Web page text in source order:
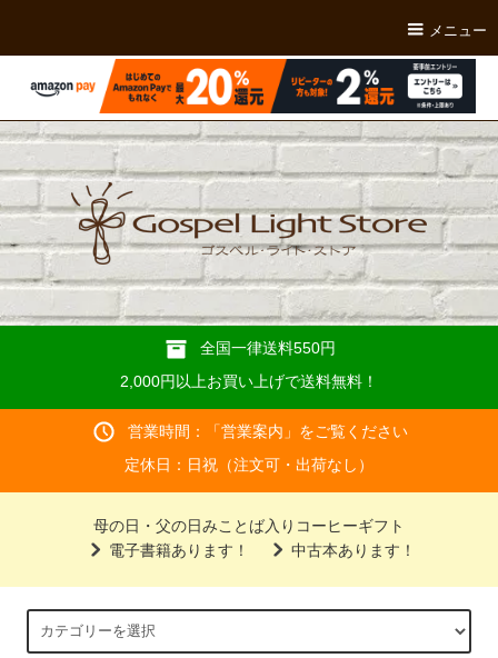
メニュー
全国一律送料550円
2,000円以上お買い上げで送料無料！
営業時間：「営業案内 」をご覧ください
定休日：日祝（注文可・出荷なし）
母の日・父の日みことば入りコーヒーギフト
電子書籍あります！
中古本あります！